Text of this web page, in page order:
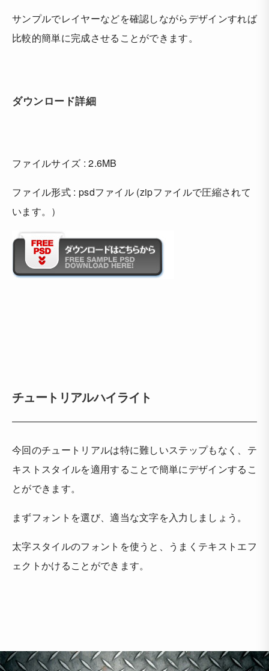
サンプルでレイヤーなどを確認しながらデザインすれば
比較的簡単に完成させることができます。
ダウンロード詳細
ファイルサイズ : 2.6MB
ファイル形式 : psdファイル (zipファイルで圧縮されて
います。）
チュートリアルハイライト
今回のチュートリアルは特に難しいステップもなく、テ
キストスタイルを適用することで簡単にデザインするこ
とができます。
まずフォントを選び、適当な文字を入力しましょう。
太字スタイルのフォントを使うと、うまくテキストエフ
ェクトかけることができます。